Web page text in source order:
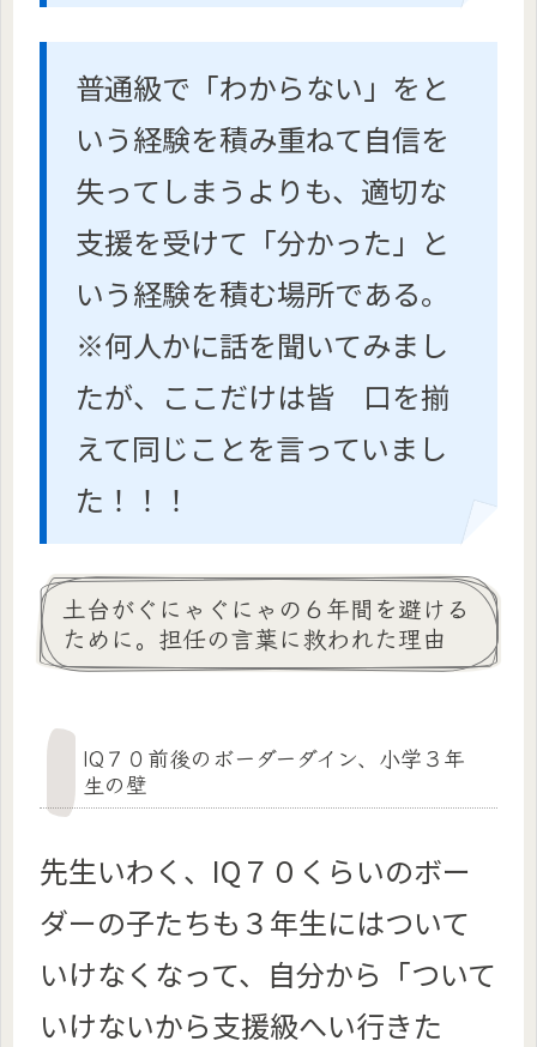
普通級で「わからない」をと
いう経験を積み重ねて自信を
失ってしまうよりも、適切な
支援を受けて「分かった」と
いう経験を積む場所である。
※何人かに話を聞いてみまし
たが、ここだけは皆 口を揃
えて同じことを言っていまし
た！！！
土台がぐにゃぐにゃの６年間を避ける
ために。担任の言葉に救われた理由
IQ７０前後のボーダーダイン、小学３年
生の壁
先生いわく、IQ７０くらいのボー
ダーの子たちも３年生にはついて
いけなくなって、自分から「ついて
いけないから支援級へい行きた